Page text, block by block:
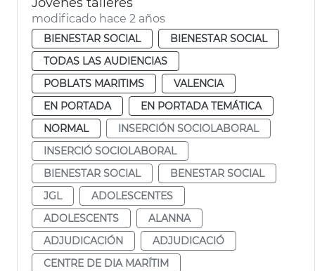
modificado hace 2 años
BIENESTAR SOCIAL
BIENESTAR SOCIAL
TODAS LAS AUDIENCIAS
POBLATS MARITIMS
VALENCIA
EN PORTADA
EN PORTADA TEMÁTICA
NORMAL
INSERCIÓN SOCIOLABORAL
INSERCIÓ SOCIOLABORAL
BIENESTAR SOCIAL
BENESTAR SOCIAL
JGL
ADOLESCENTES
ADOLESCENTS
ALANNA
ADJUDICACIÓN
ADJUDICACIÓ
CENTRE DE DIA MARÍTIM